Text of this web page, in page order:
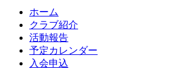
ホーム
クラブ紹介
活動報告
予定カレンダー
入会申込